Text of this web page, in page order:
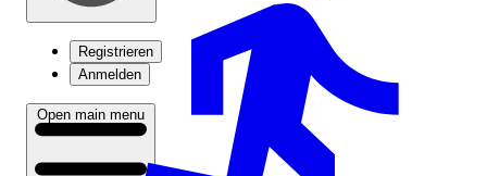
Registrieren
Anmelden
Open main menu